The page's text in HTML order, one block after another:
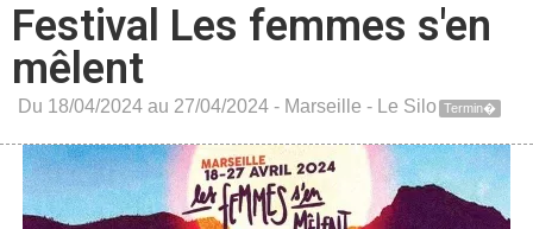
Festival Les femmes s'en
mêlent
Du 18/04/2024 au 27/04/2024 - Marseille - Le Silo Termin�